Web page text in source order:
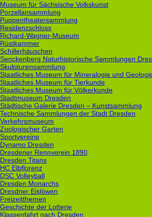
Museum für Sächsische Volkskunst
Porzellansammlung
Puppentheatersammlung
Residenzschloss
Richard-Wagner-Museum
Rüstkammer
Schillerhäuschen
Senckenberg Naturhistorische Sammlungen
Skulpturensammlung
Staatliches Museum für Mineralogie und
Staatliches Museum für Tierkunde
Staatliches Museum für Völkerkunde
Stadtmuseum Dresden
Städtische Galerie Dresden – Kunstsammlung
Technische Sammlungen der Stadt Dresden
Verkehrsmuseum
Zoologischer Garten
Sportvereine
Dynamo Dresden
Dresdener Rennverein 1890
Dresden Titans
HC Elbflorenz
DSC Volleyball
Dresden Monarchs
Dresdner Eislöwen
Freizeitthemen
Geschichte der Lotterie
Klassenfahrt nach Dresden